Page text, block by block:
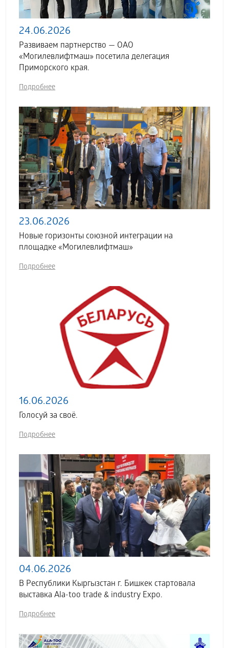
24.06.2026
Развиваем партнерство — ОАО
«Могилевлифтмаш» посетила делегация
Приморского края.
Подробнее
23.06.2026
Новые горизонты союзной интеграции на
площадке «Могилевлифтмаш»
Подробнее
16.06.2026
Голосуй за своё.
Подробнее
04.06.2026
В Республики Кыргызстан г. Бишкек стартовала
выставка Аla-too trade & industry Expo.
Подробнее